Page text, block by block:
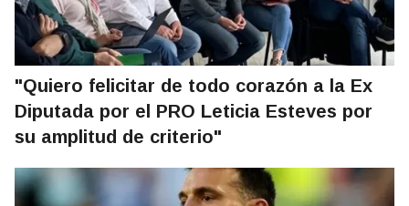
"Quiero felicitar de todo corazón a la Ex
Diputada por el PRO Leticia Esteves por
su amplitud de criterio"